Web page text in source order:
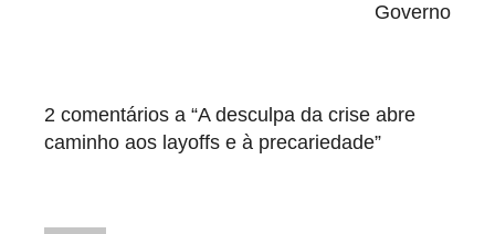
Governo
2 comentários a “A desculpa da crise abre
caminho aos layoffs e à precariedade”